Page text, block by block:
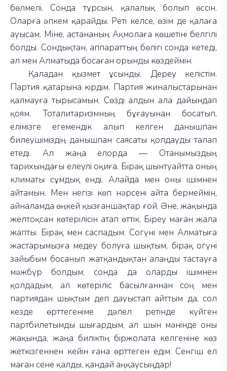
бөлмелі. Сонда тұрсын, қалалық болып өссін.
Оларға әпкем қарайды. Реті келсе, өзім де қалаға
ауысам. Міне, астананың Ақмолаға көшетіні белгілі
болды. Сондықтан, аппараттың бөлігі сонда кетеді,
ал мен Алматыда босаған орынды көздеймін.
Қаладан қызмет ұсынды. Дереу келістім.
Партия қатарына кірдім. Партия жиналыстарынан
қалмауға тырысамын. Сөзді алдын ала дайындап
қоям. Тоталитаризмның бұғауынан босатып,
елімізге егемендік алып келген данышпан
билеушіміздің данышпан саясаты қолдауды талап
етеді. Ал жаңа елорда — Отанымыздың
тарихындағы елеулі оқиға. Бірақ шынтуайтта оның
климаты сұмдық енді. Алайда мен оны ішімнен
айтамын. Мен негізі көп нәрсені айта бермеймін,
айналамда өңкей қызғаншақтар ғой. Әне, жақында
желтоқсан көтерілісін атап өттік. Біреу маған жала
жапты. Бірақ мен саспадым. Согүні мен Алматыға
жастарымызға медеу болуға шықтым, бірақ огүні
зайыбым босанып жатқандықтан алаңды тастауға
мәжбүр болдым, сонда да оларды ішімнен
қолдадым, ал көтеріліс басылғаннан соң мен
партиядан шықтым деп дауыстап айттым да, сол
кезде өрттегеніме дәлел ретінде күйген
партбилетымды шығардым, ал шын мәнінде оны
жақында, жаңа биліктің біржолата келгеніне көз
жеткізгеннен кейін ғана өрттеген едім. Сенгіш ел
маған сене қалды, қандай аңқаусыңдар!